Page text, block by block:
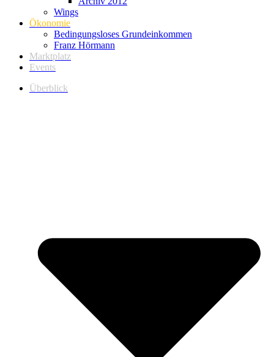
Wings
Ökonomie
Bedingungsloses Grundeinkommen
Franz Hörmann
Marktplatz
Events
Überblick